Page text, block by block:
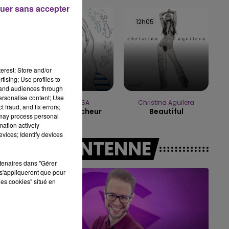
7h00 - 12h00
LE WEEK-END CHAMPAGNE FM
MANON LISA
Le Petit Pecheur
12h05
12h05
Christina Aguilera
Beautiful
A L'ANTENNE
Store and/or
Use profiles to
audiences through
content; Use
fraud, and fix errors;
process personal
actively
Identify devices
dans "Gérer
que pour
cookies" situé en
sans accepter